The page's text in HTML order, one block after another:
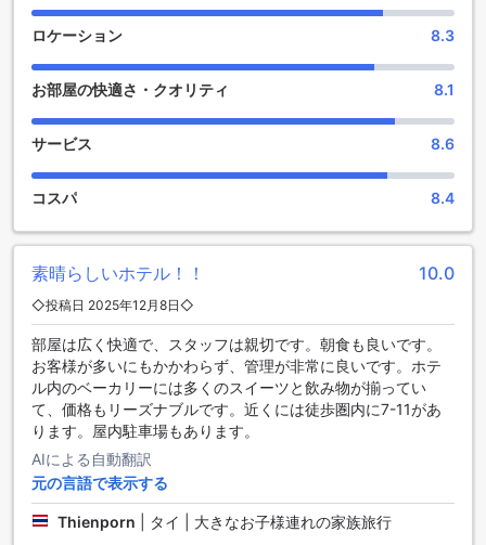
バラエティ豊かなカクテルや地元のビールを楽しむことがで
きます。ナイトクラブでは、最新の音楽とダンスフロアで踊
さらに、ホテル内には広々としたサウナがあり、リラックス
した時間を過ごすことができます。庭園では、美しい景色を
眺めながら散歩を楽しむことができます。また、ギフト/お土
産ショップでは、バンコクのお土産や特産品を手に入れるこ
センチュリー パーク ホテル【SHA Plus+認定】では、充実し
たエンターテイメント施設を通じて、快適で楽しい滞在を提
供しています。
充実したスポーツ施設でアクティブな滞在を満喫
センチュリー パーク ホテル【SHA Plus+認定】は、充実した
スポーツ施設を提供しており、アクティブな滞在を満喫する
ことができます。室内プールでは、心地よい温度の水中でリ
ラックスしながら泳ぐことができます。フィットネスセンタ
ーでは、最新のトレーニング機器を備えたスペースで、自分
のペースでエクササイズを楽しむことができます。屋外プー
ルでは、開放感あふれる空間での水泳や日光浴を楽しむこと
ができます。プールサイドバーでは、美味しいドリンクを楽
しみながらリラックスすることができます。さらに、無料の
フィットネスセンターも利用できるので、健康的な滞在をお
楽しみいただけます。
ロケーション 8.3
お部屋の快適さ・クオリティ 8.1
サービス 8.6
コスパ 8.4
素晴らしいホテル！！ 10.0
◇投稿日 2025年12月8日◇
部屋は広く快適で、スタッフは親切です。朝食も良いです。
お客様が多いにもかかわらず、管理が非常に良いです。ホテ
ル内のベーカリーには多くのスイーツと飲み物が揃ってい
て、価格もリーズナブルです。近くには徒歩圏内に7-11があ
ります。屋内駐車場もあります。
AIによる自動翻訳
元の言語で表示する
Thienporn タイ | 大きなお子様連れの家族旅行